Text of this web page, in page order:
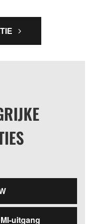
uitgang